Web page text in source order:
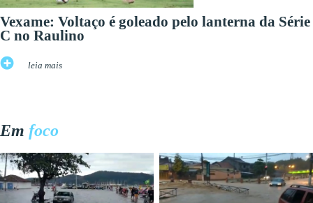
Vexame: Voltaço é goleado pelo lanterna da Série
C no Raulino
leia mais
Em foco